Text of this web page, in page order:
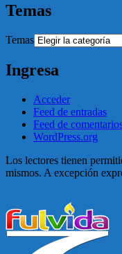
Temas
Temas
Ingresa
Acceder
Feed de entradas
Feed de
WordPress.org
Los lectores tienen
mismos. A excepción